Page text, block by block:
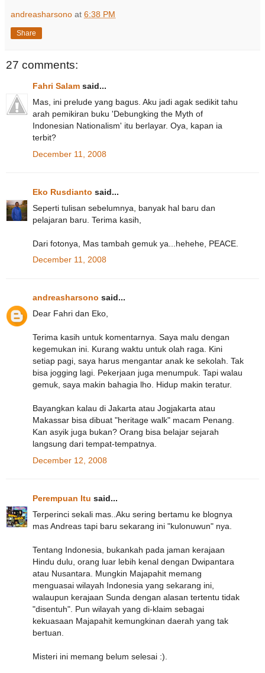
andreasharsono at 6:38 PM
Share
27 comments:
Fahri Salam said...
Mas, ini prelude yang bagus. Aku jadi agak sedikit tahu
arah pemikiran buku 'Debungking the Myth of
Indonesian Nationalism' itu berlayar. Oya, kapan ia
terbit?
December 11, 2008
Eko Rusdianto said...
Seperti tulisan sebelumnya, banyak hal baru dan
pelajaran baru. Terima kasih,
Dari fotonya, Mas tambah gemuk ya...hehehe, PEACE.
December 11, 2008
andreasharsono said...
Dear Fahri dan Eko,
Terima kasih untuk komentarnya. Saya malu dengan
kegemukan ini. Kurang waktu untuk olah raga. Kini
setiap pagi, saya harus mengantar anak ke sekolah. Tak
bisa jogging lagi. Pekerjaan juga menumpuk. Tapi walau
gemuk, saya makin bahagia lho. Hidup makin teratur.
Bayangkan kalau di Jakarta atau Jogjakarta atau
Makassar bisa dibuat "heritage walk" macam Penang.
Kan asyik juga bukan? Orang bisa belajar sejarah
langsung dari tempat-tempatnya.
December 12, 2008
Perempuan Itu said...
Terperinci sekali mas..Aku sering bertamu ke blognya
mas Andreas tapi baru sekarang ini "kulonuwun" nya.
Tentang Indonesia, bukankah pada jaman kerajaan
Hindu dulu, orang luar lebih kenal dengan Dwipantara
atau Nusantara. Mungkin Majapahit memang
menguasai wilayah Indonesia yang sekarang ini,
walaupun kerajaan Sunda dengan alasan tertentu tidak
"disentuh". Pun wilayah yang di-klaim sebagai
kekuasaan Majapahit kemungkinan daerah yang tak
bertuan.
Misteri ini memang belum selesai :).